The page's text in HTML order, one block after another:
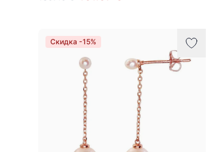
Скидка -15%